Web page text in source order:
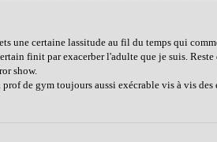
une certaine lassitude au fil du temps qui
finit par exacerber l'adulte que je suis.
show.
de gym toujours aussi exécrable vis à vis des